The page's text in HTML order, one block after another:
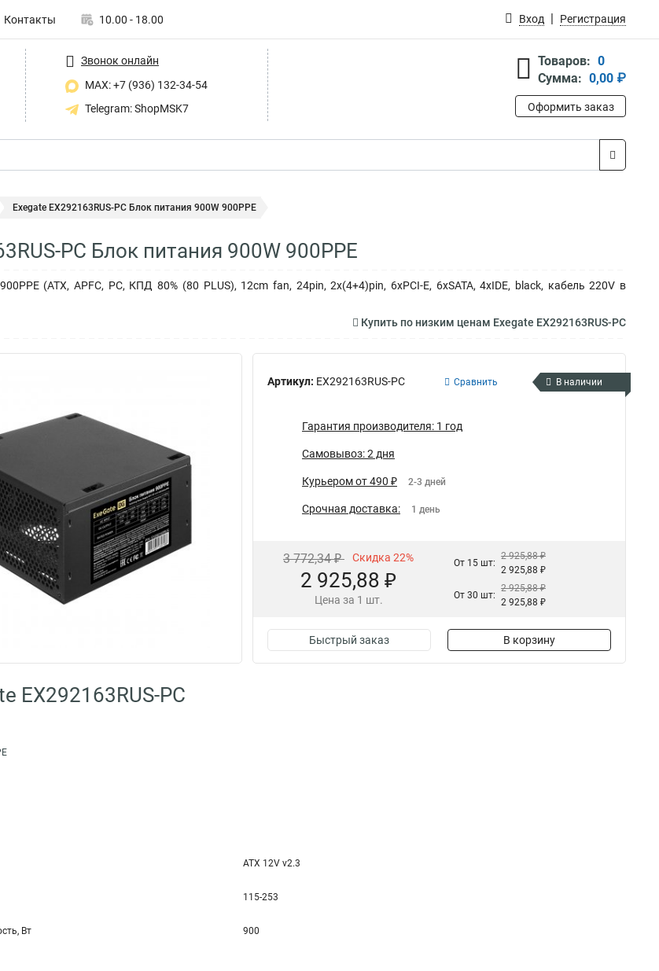
Контакты 10.00 - 18.00 Вход Регистрация
Звонок онлайн
MAX: +7 (936) 132-34-54
Telegram: ShopMSK7
Товаров: 0
Сумма: 0,00 ₽
Оформить заказ
Exegate EX292163RUS-PC Блок питания 900W 900PPE
PC Блок питания 900W 900PPE
(ATX, APFC, PC, КПД 80% (80 PLUS), 12cm fan, 24pin, 2x(4+4)pin, 6xPCI-E, 6xSATA, 4xIDE, black, кабель 220V в
Купить по низким ценам Exegate EX292163RUS-PC
Артикул: EX292163RUS-PC Сравнить В наличии
Гарантия производителя: 1 год
Самовывоз: 2 дня
Курьером от 490 ₽ 2-3 дней
Срочная доставка: 1 день
3 772,34 ₽ Скидка 22%
2 925,88 ₽
Цена за 1 шт.
От 15 шт:
2 925,88 ₽
2 925,88 ₽
От 30 шт:
2 925,88 ₽
2 925,88 ₽
Быстрый заказ В корзину
EX292163RUS-PC
ATX 12V v2.3
115-253
Вт 900